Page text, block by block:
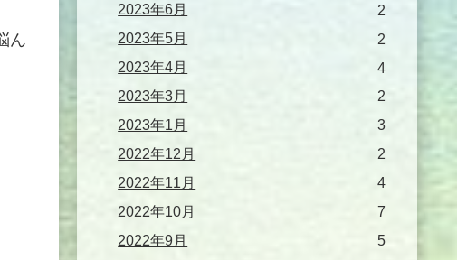
ん
2023年6月
2
2023年5月
2
2023年4月
4
2023年3月
2
2023年1月
3
2022年12月
2
2022年11月
4
2022年10月
7
2022年9月
5